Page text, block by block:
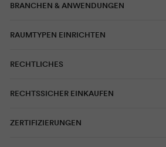
BRANCHEN & ANWENDUNGEN
RAUMTYPEN EINRICHTEN
RECHTLICHES
RECHTSSICHER EINKAUFEN
ZERTIFIZIERUNGEN